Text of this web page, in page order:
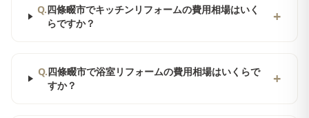
Q.四條畷市でキッチンリフォームの費用相場はいく
らですか？
+
Q.四條畷市で浴室リフォームの費用相場はいくらで
すか？
+